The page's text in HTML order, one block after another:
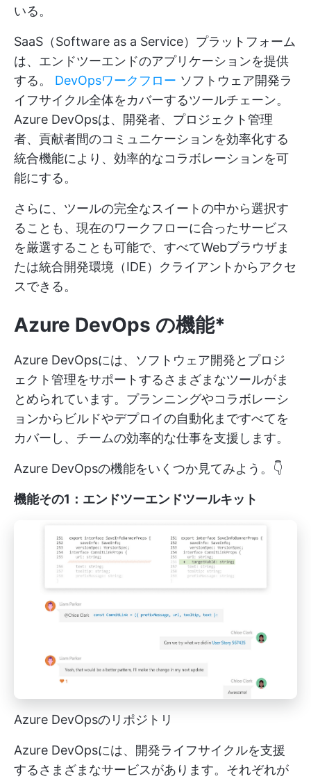
いる。
SaaS（Software as a Service）プラットフォーム
は、エンドツーエンドのアプリケーションを提供
する。 DevOpsワークフロー ソフトウェア開発ラ
イフサイクル全体をカバーするツールチェーン。
Azure DevOpsは、開発者、プロジェクト管理
者、貢献者間のコミュニケーションを効率化する
統合機能により、効率的なコラボレーションを可
能にする。
さらに、ツールの完全なスイートの中から選択す
ることも、現在のワークフローに合ったサービス
を厳選することも可能で、すべてWebブラウザま
たは統合開発環境（IDE）クライアントからアクセ
スできる。
Azure DevOps の機能*
Azure DevOpsには、ソフトウェア開発とプロジ
ェクト管理をサポートするさまざまなツールがま
とめられています。プランニングやコラボレーシ
ョンからビルドやデプロイの自動化まですべてを
カバーし、チームの効率的な仕事を支援します。
Azure DevOpsの機能をいくつか見てみよう。👇
機能その1：エンドツーエンドツールキット
Azure DevOpsのリポジトリ
Azure DevOpsには、開発ライフサイクルを支援
するさまざまなサービスがあります。それぞれが